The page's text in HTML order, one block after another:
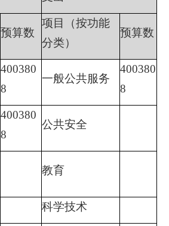
预算数
项目（按功能
分类）
预算数
400380
8
一般公共服务
400380
8
400380
8
公共安全
教育
科学技术